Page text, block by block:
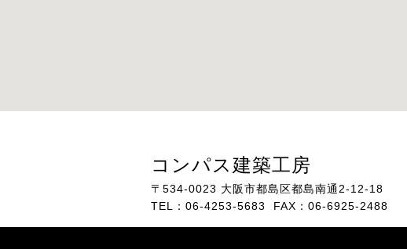
コンパス建築工房
〒534-0023 大阪市都島区都島南通2-12-18
TEL：06-4253-5683 FAX：06-6925-2488